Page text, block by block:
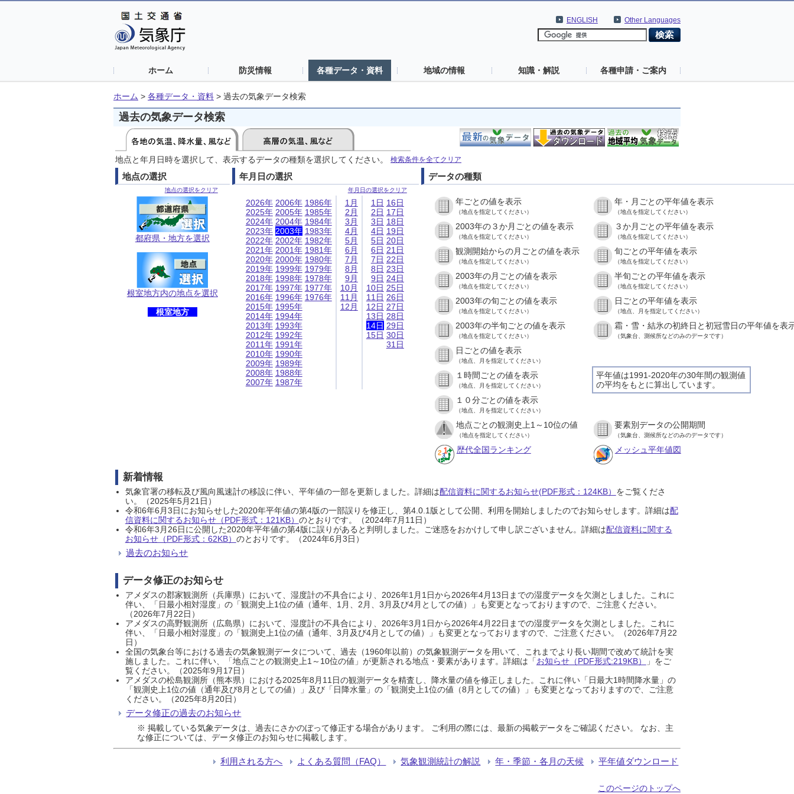
Other Languages
ENGLISH
ホーム 防災情報 各種データ・資料 地域の情報 知識・解説 各種申請・ご案内
ホーム > 各種データ・資料 > 過去の気象データ検索
過去の気象データ検索
地点と年月日時を選択して、表示するデータの種類を選択してください。 検索条件を全てクリア
地点の選択
地点の選択をクリア
都府県・地方を選択
根室地方内の地点を選択
根室地方
年月日の選択
年月日の選択をクリア
2026年
2025年
2024年
2023年
2022年
2021年
2020年
2019年
2018年
2017年
2016年
2015年
2014年
2013年
2012年
2011年
2010年
2009年
2008年
2007年
2006年
2005年
2004年
2003年
2002年
2001年
2000年
1999年
1998年
1997年
1996年
1995年
1994年
1993年
1992年
1991年
1990年
1989年
1988年
1987年
1986年
1985年
1984年
1983年
1982年
1981年
1980年
1979年
1978年
1977年
1976年
1月
2月
3月
4月
5月
6月
7月
8月
9月
10月
11月
12月
1日
2日
3日
4日
5日
6日
7日
8日
9日
10日
11日
12日
13日
14日
15日
16日
17日
18日
19日
20日
21日
22日
23日
24日
25日
26日
27日
28日
29日
30日
31日
データの種類
年ごとの値を表示
（地点を指定してください）
年・月ごとの平年値を表示
（地点を指定してください）
2003年の３か月ごとの値を表示
（地点を指定してください）
３か月ごとの平年値を表示
（地点を指定してください）
観測開始からの月ごとの値を表示
（地点を指定してください）
旬ごとの平年値を表示
（地点を指定してください）
2003年の月ごとの値を表示
（地点を指定してください）
半旬ごとの平年値を表示
（地点を指定してください）
2003年の旬ごとの値を表示
（地点を指定してください）
日ごとの平年値を表示
（地点、月を指定してください）
2003年の半旬ごとの値を表示
（地点を指定してください）
霜・雪・結氷の初終日と初冠雪日の平年値を表
（気象台、測候所などのみのデータです）
日ごとの値を表示
（地点、月を指定してください）
平年値は1991-2020年の30年間の観測値
の平均をもとに算出しています。
１時間ごとの値を表示
（地点、月を指定してください）
１０分ごとの値を表示
（地点、月を指定してください）
地点ごとの観測史上1～10位の値
（地点を指定してください）
要素別データの公開期間
（気象台、測候所などのみのデータです）
歴代全国ランキング メッシュ平年値図
新着情報
気象官署の移転及び風向風速計の移設に伴い、平年値の一部を更新しました。詳細は配信資料に関するお知らせ(PDF形式：124KB） をご覧くださ
い。（2025年5月21日）
令和6年6月3日にお知らせした2020年平年値の第4版の一部誤りを修正し、第4.0.1版として公開、利用を開始しましたのでお知らせします。詳細は配
信資料に関するお知らせ（PDF形式：121KB） のとおりです。（2024年7月11日）
令和6年3月26日に公開した2020年平年値の第4版に誤りがあると判明しました。ご迷惑をおかけして申し訳ございません。詳細は配信資料に関する
お知らせ（PDF形式：62KB） のとおりです。（2024年6月3日）
過去のお知らせ
データ修正のお知らせ
アメダスの郡家観測所（兵庫県）において、湿度計の不具合により、2026年1月1日から2026年4月13日までの湿度データを欠測としました。これに
伴い、「日最小相対湿度」の「観測史上1位の値（通年、1月、2月、3月及び4月としての値）」も変更となっておりますので、ご注意ください。
（2026年7月22日）
アメダスの高野観測所（広島県）において、湿度計の不具合により、2026年3月1日から2026年4月22日までの湿度データを欠測としました。これに
伴い、「日最小相対湿度」の「観測史上1位の値（通年、3月及び4月としての値）」も変更となっておりますので、ご注意ください。（2026年7月22
日）
全国の気象台等における過去の気象観測データについて、過去（1960年以前）の気象観測データを用いて、これまでより長い期間で改めて統計を実
施しました。これに伴い、「地点ごとの観測史上1～10位の値」が更新される地点・要素があります。詳細は「お知らせ（PDF形式:219KB）
」をご
覧ください。（2025年9月17日）
アメダスの松島観測所（熊本県）における2025年8月11日の観測データを精査し、降水量の値を修正しました。これに伴い「日最大1時間降水量」の
「観測史上1位の値（通年及び8月としての値）」及び「日降水量」の「観測史上1位の値（8月としての値）」も変更となっておりますので、ご注意
ください。（2025年8月20日）
データ修正の過去のお知らせ
※ 掲載している気象データは、過去にさかのぼって修正する場合があります。 ご利用の際には、最新の掲載データをご確認ください。 なお、主
な修正については、データ修正のお知らせに掲載します。
利用される方へ よくある質問（FAQ） 気象観測統計の解説 年・季節・各月の天候 平年値ダウンロード
このページのトップへ